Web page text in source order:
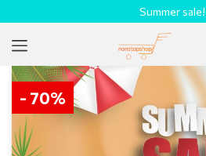
Summer
- 70%